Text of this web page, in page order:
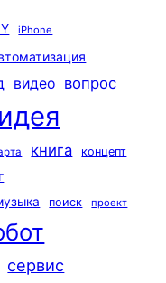
iPhone
видео вопрос
идея
книга
концепт
поиск проект
сервис